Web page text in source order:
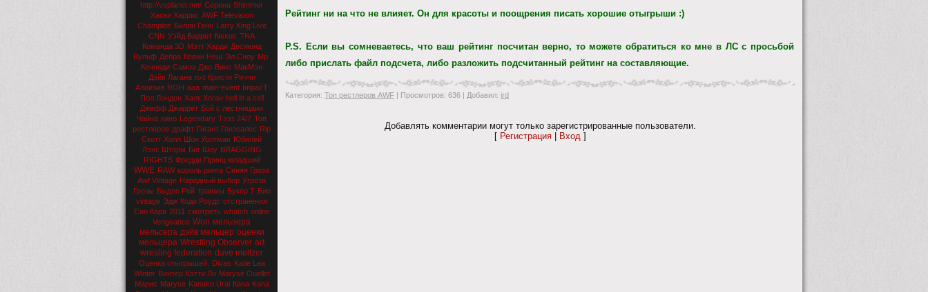
http://vsplanet.net/ Серена Shimmer
Хаски Харрис AWF Television
Champion Билли Ганн Larry King Live
CNN Уэйд Баррет Nexus TNA
Команда 3D Мэтт Харди Десмонд
Вульф Дебра Кевин Неш Эл Сноу Мр.
Кеннеди Самоа Джо Винс МакМэн
Дэйв Лагана nxt Кристи Риччи
Алоизия ROH aaa main-event ImpacT
Пол Лондон Халк Хоган hell in a cell
Джефф Джаррет Бой с лестницаии
Чайна кино Legendary Тэзз 24/7 Топ
рестлеров драфт Гигант Гонзсалес Rip
Скотт Холл Шон Уолтман Юбилей
Лэнс Шторм Биг Шоу BRAGGING
RIGHTS Фредди Принц младший
WWE RAW король ринга Синяя Гроза
Awf Vintage Народный выбор Угроза
Грозы Быдло Рей травмы Букер Т Био
vintage Эдж Коди Роудс отстранения
Син Кара 2011 смотреть whatch online
Vengeance Won мельзера
мельсера дэйв мельцер оценки
мельцера Wrestling Observer art
wresling federation dave meltzer
Оценка отыгрышей. Divas Katie Lea
Winter Винтер Кэтти Ли Maryse Ouellet
Марис Maryse Kanako Urai Кана Kana
Рейтинг ни на что не влияет. Он для красоты и поощрения писать хорошие отыгрыши :)
P.S. Если вы сомневаетесь, что ваш рейтинг посчитан верно, то можете обратиться ко мне в ЛС с просьбой
либо прислать файл подсчета, либо разложить подсчитанный рейтинг на составляющие.
Категория: Топ рестлеров AWF | Просмотров: 636 | Добавил: ird
Добавлять комментарии могут только зарегистрированные пользователи.
[ Регистрация| Вход]